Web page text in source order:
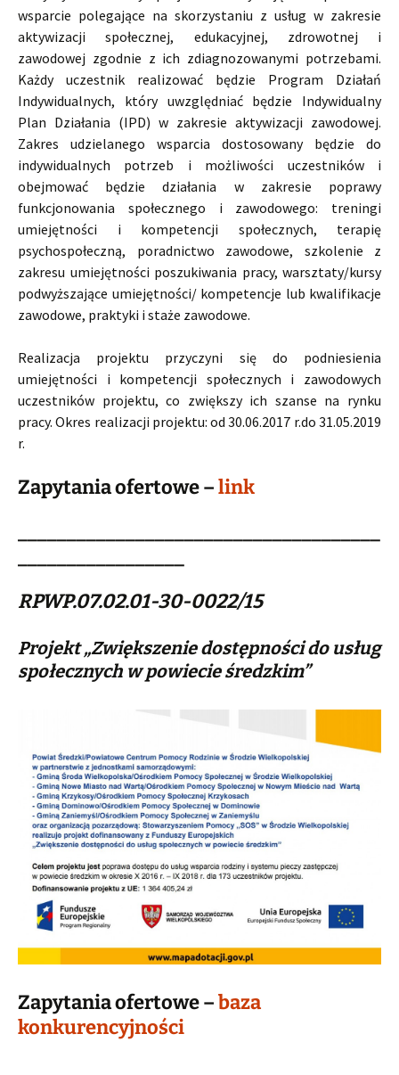
wsparcie polegające na skorzystaniu z usług w zakresie
aktywizacji społecznej, edukacyjnej, zdrowotnej i
zawodowej zgodnie z ich zdiagnozowanymi potrzebami.
Każdy uczestnik realizować będzie Program Działań
Indywidualnych, który uwzględniać będzie Indywidualny
Plan Działania (IPD) w zakresie aktywizacji zawodowej.
Zakres udzielanego wsparcia dostosowany będzie do
indywidualnych potrzeb i możliwości uczestników i
obejmować będzie działania w zakresie poprawy
funkcjonowania społecznego i zawodowego: treningi
umiejętności i kompetencji społecznych, terapię
psychospołeczną, poradnictwo zawodowe, szkolenie z
zakresu umiejętności poszukiwania pracy, warsztaty/kursy
podwyższające umiejętności/ kompetencje lub kwalifikacje
zawodowe, praktyki i staże zawodowe.
Realizacja projektu przyczyni się do podniesienia
umiejętności i kompetencji społecznych i zawodowych
uczestników projektu, co zwiększy ich szanse na rynku
pracy. Okres realizacji projektu: od 30.06.2017 r.do 31.05.2019
r.
Zapytania ofertowe –link
RPWP.07.02.01-30-0022/15
Projekt „Zwiększenie dostępności do usług
społecznych w powiecie średzkim”
Zapytania ofertowe –baza
konkurencyjności